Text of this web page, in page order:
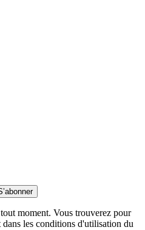
moment. Vous trouverez pour
les conditions d'utilisation du